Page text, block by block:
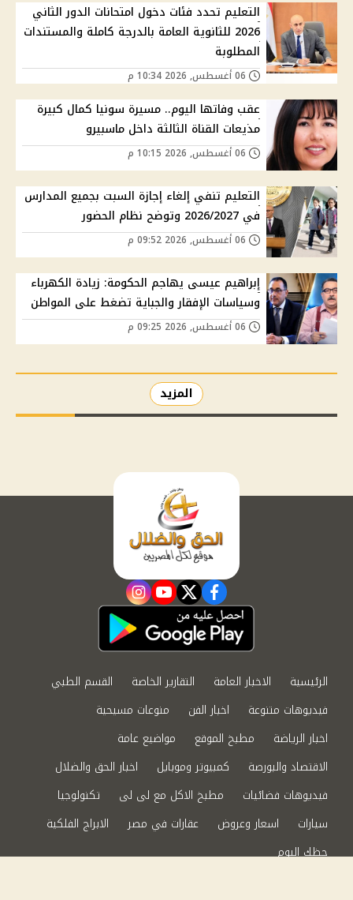
التعليم تحدد فئات دخول امتحانات الدور الثاني
2026 للثانوية العامة بالدرجة كاملة والمستندات
المطلوبة
عقب وفاتها اليوم.. مسيرة سونيا كمال كبيرة
مذيعات القناة الثالثة داخل ماسبيرو
التعليم تنفي إلغاء إجازة السبت بجميع المدارس
في 2026/2027 وتوضح نظام الحضور
إبراهيم عيسى يهاجم الحكومة: زيادة الكهرباء
وسياسات الإفقار والجباية تضغط على المواطن
المزيد
facebook
twitter
youtube
instagram
الرئيسية الاخبار العامة التقارير الخاصة
القسم الطبي
فيديوهات متنوعة
اخبار الفن
منوعات مسيحية
اخبار الرياضة
مطبخ الموقع
مواضيع عامة
الاقتصاد والبورصة
كمبيوتر وموبايل
اخبار الحق والضلال
فيديوهات فضائيات
مطبخ الاكل مع لى لى
تكنولوجيا
سيارات
اسعار وعروض عقارات في مصر
الابراج الفلكية
حظك اليوم